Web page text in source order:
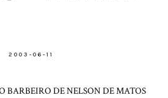
2003-06-11
BARBEIRO DE NELSON DE MATOS